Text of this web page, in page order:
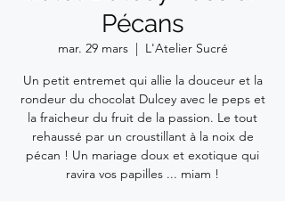
Pécans
mar. 29 mars
  |
L'Atelier Sucré
Un petit entremet qui allie la douceur et la
rondeur du chocolat Dulcey avec le peps et
la fraicheur du fruit de la passion. Le tout
rehaussé par un croustillant à la noix de
pécan ! Un mariage doux et exotique qui
ravira vos papilles ... miam !